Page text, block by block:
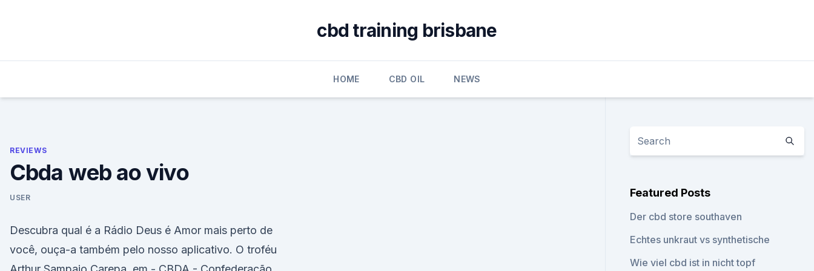
cbd training brisbane
HOME CBD OIL NEWS
REVIEWS
Cbda web ao vivo
USER
Descubra qual é a Rádio Deus é Amor mais perto de
você, ouça-a também pelo nosso aplicativo. O troféu
Featured Posts
Der cbd store southaven
Echtes unkraut vs synthetische
Wie viel cbd ist in nicht topf